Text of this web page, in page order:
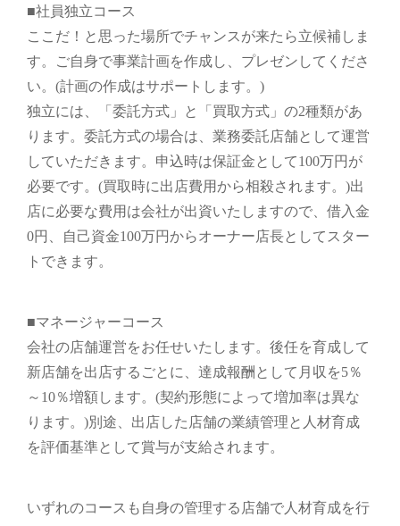
■社員独立コース
ここだ！と思った場所でチャンスが来たら立候補しま
す。ご自身で事業計画を作成し、プレゼンしてくださ
い。(計画の作成はサポートします。)
独立には、「委託方式」と「買取方式」の2種類があ
ります。委託方式の場合は、業務委託店舗として運営
していただきます。申込時は保証金として100万円が
必要です。(買取時に出店費用から相殺されます。)出
店に必要な費用は会社が出資いたしますので、借入金
0円、自己資金100万円からオーナー店長としてスター
トできます。
■マネージャーコース
会社の店舗運営をお任せいたします。後任を育成して
新店舗を出店するごとに、達成報酬として月収を5％
～10％増額します。(契約形態によって増加率は異な
ります。)別途、出店した店舗の業績管理と人材育成
を評価基準として賞与が支給されます。
いずれのコースも自身の管理する店舗で人材育成を行